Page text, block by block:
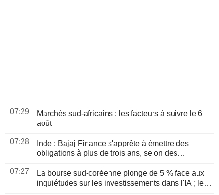
07:29
Marchés sud-africains : les facteurs à suivre le 6
août
07:28
Inde : Bajaj Finance s'apprête à émettre des
obligations à plus de trois ans, selon des
07:27
La bourse sud-coréenne plonge de 5 % face aux
inquiétudes sur les investissements dans l'IA ; le